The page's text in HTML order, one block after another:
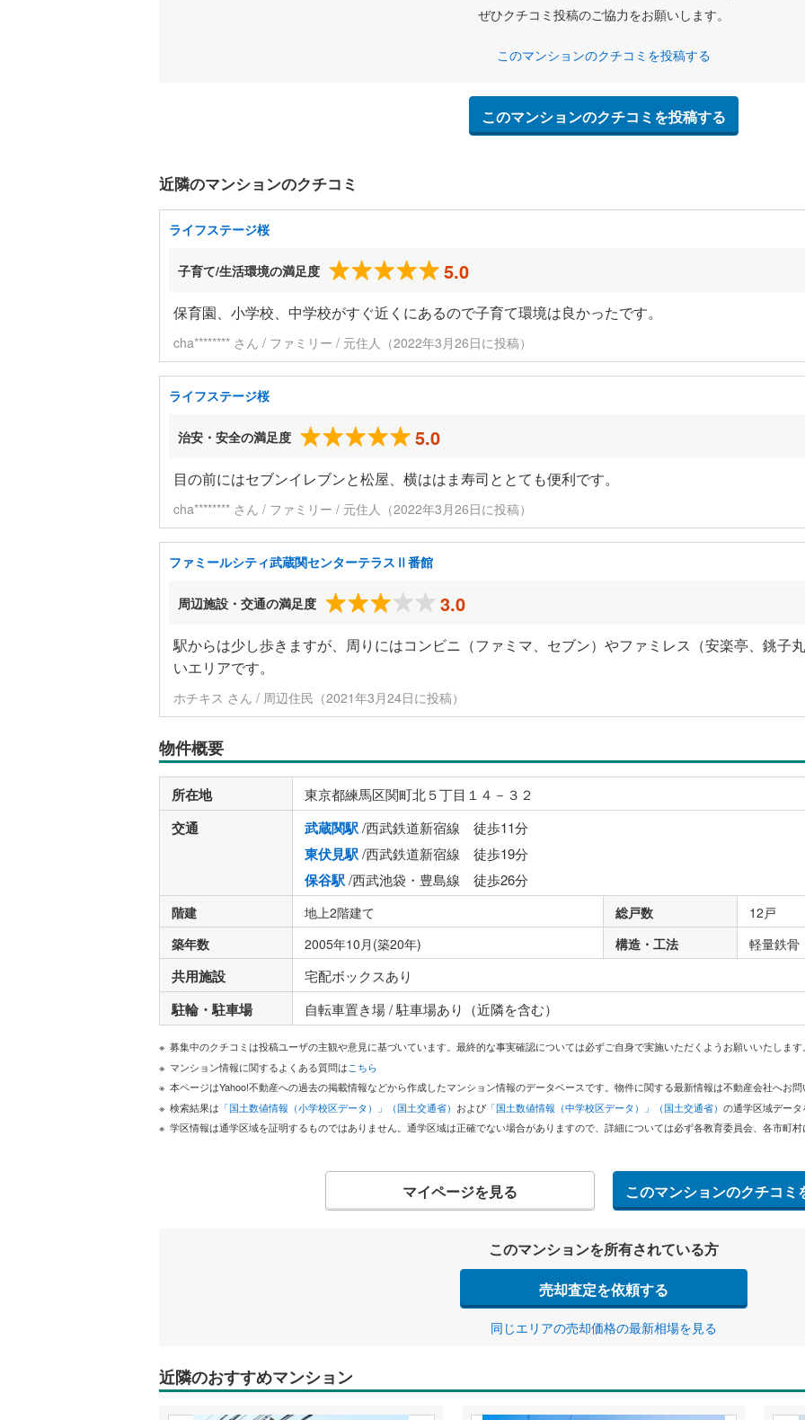
ぜひクチコミ投稿のご協力をお願いします。
このマンションのクチコミを投稿する
このマンションのクチコミを投稿する
近隣のマンションのクチコミ
ライフステージ桜
子育て/生活環境の満足度 5.0
保育園、小学校、中学校がすぐ近くにあるので子育て環境は良かったです。
cha******** さん / ファミリー / 元住人（2022年3月26日に投稿）
ライフステージ桜
治安・安全の満足度 5.0
目の前にはセブンイレブンと松屋、横ははま寿司ととても便利です。
cha******** さん / ファミリー / 元住人（2022年3月26日に投稿）
ファミールシティ武蔵関センターテラスⅡ番館
周辺施設・交通の満足度 3.0
駅からは少し歩きますが、周りにはコンビニ（ファミマ、セブン）やファミレス（安楽亭、銚子
いエリアです。
ホチキス さん / 周辺住民（2021年3月24日に投稿）
物件概要
所在地 東京都練馬区関町北５丁目１４－３２
交通 武蔵関駅/西武鉄道新宿線 徒歩11分
東伏見駅/西武鉄道新宿線 徒歩19分
保谷駅/西武池袋・豊島線 徒歩26分
階建 地上2階建て 総戸数
12戸
築年数
2005年10月(築20年) 構造・工法 軽量鉄骨
共用施設 宅配ボックスあり
駐輪・駐車場 自転車置き場 / 駐車場あり（近隣を含む）
募集中のクチコミは投稿ユーザの主観や意見に基づいています。最終的な事実確認については必ずご自身で実施いただくようお願いいたします
マンション情報に関するよくある質問はこちら
本ページはYahoo!不動産への過去の掲載情報などから作成したマンション情報のデータベースです。物件に関する最新情報は不動産会社へお
検索結果は 「国土数値情報（小学校区データ）」（国土交通省） および 「国土数値情報（中学校区データ）」（国土交通省） の通学区域デー
学区情報は通学区域を証明するものではありません。通学区域は正確でない場合がありますので、詳細については必ず各教育委員会、各市町
マイページを見る このマンションのクチコミ
このマンションを所有されている方
売却査定を依頼する
同じエリアの売却価格の最新相場を見る
近隣のおすすめマンション